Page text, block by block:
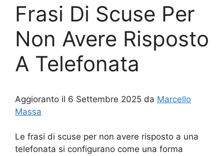
Frasi Di Scuse Per
Non Avere Risposto
A Telefonata
Aggioranto il 6 Settembre 2025 da Marcello
Massa
Le frasi di scuse per non avere risposto a una
telefonata si configurano come una forma